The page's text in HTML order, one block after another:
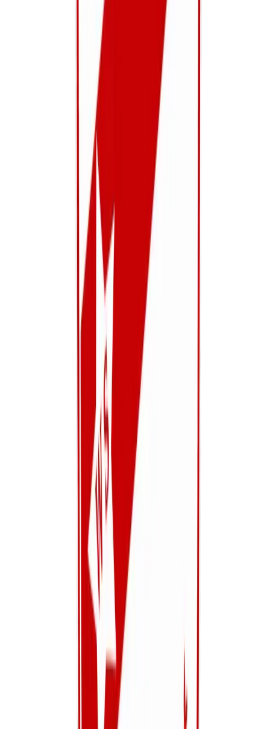
Documenten Mutualiteit
Download hier je formulier voor de mutualiteiten